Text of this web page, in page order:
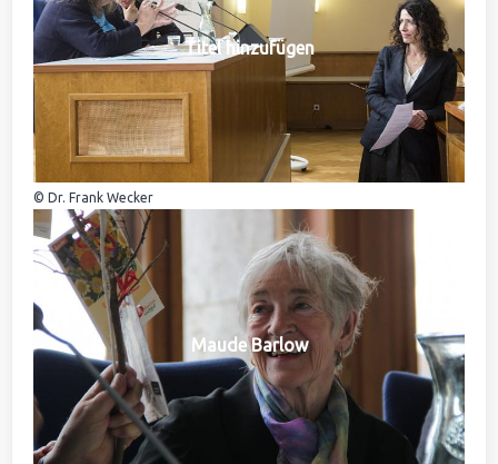
Titel hinzufügen
© Dr. Frank Wecker
Maude Barlow